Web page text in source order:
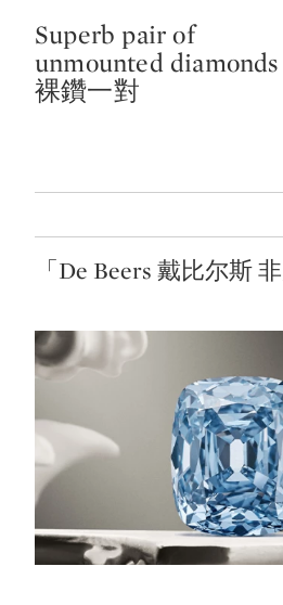
Type: lot
Superb pair of
unmounted diamonds
裸鑽一對
「De Beers 戴比尔斯